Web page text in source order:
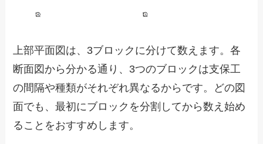
上部平面図は、3ブロックに分けて数えます。各
断面図から分かる通り、3つのブロックは支保工
の間隔や種類がそれぞれ異なるからです。どの図
面でも、最初にブロックを分割してから数え始め
ることをおすすめします。